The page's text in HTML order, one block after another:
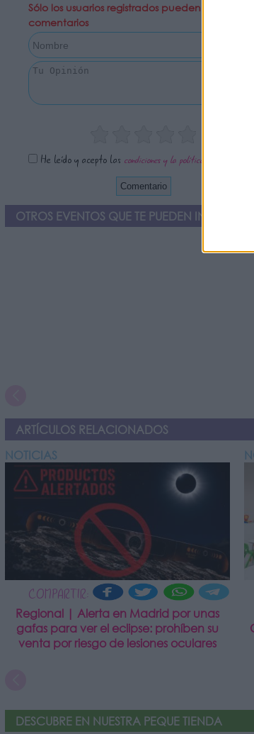
Sólo los usuarios registrados pueden escribir
comentarios
He leído y acepto las condiciones y la política de privacidad
OTROS EVENTOS QUE TE PUEDEN INTERESAR
ARTÍCULOS RELACIONADOS
NOTICIAS
COMPARTIR:
Regional | Alerta en Madrid por unas
gafas para ver el eclipse: prohíben su
venta por riesgo de lesiones oculares
DESCUBRE EN NUESTRA PEQUE TIENDA